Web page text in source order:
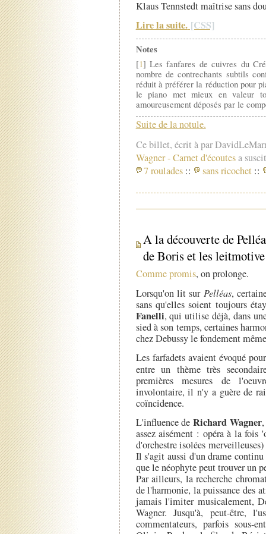
Klaus Tennstedt maîtrise sans
Lire la suite.
Notes
[1] Les fanfares de cuivres du
nombre de contrechants subtils
réduit à préférer la réduction pour
le piano met mieux en valeur
amoureusement déposés par le
Suite de la notule.
Ce billet, écrit à par
Wagner-Carnet d'écoutesa
7 roulades :: sans ricochet ::
A la découverte de
de Boris et les leitmotive
Comme promis, on prolonge.
Lorsqu'on lit sur Pelléas,
sans qu'elles soient toujours
Fanelli, qui utilise déjà, dans
sied à son temps, certaines
chez Debussy le fondement
Les farfadets avaient évoqué
entre un thème très
premières mesures de
involontaire, il n'y a guère de
coïncidence.
L'influence de Richard Wagner,
assez aisément : opéra à la fois
d'orchestre isolées
Il s'agit aussi d'un drame
que le néophyte peut trouver un
Par ailleurs, la recherche
de l'harmonie, la puissance des
jamais l'imiter musicalement,
Wagner. Jusqu'à, peut-être,
commentateurs, parfois sous-